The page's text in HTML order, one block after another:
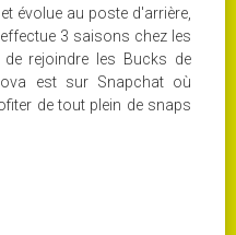
évolue au poste d'arrière,
3 saisons chez les
de rejoindre les Bucks de
est sur Snapchat où
de tout plein de snaps